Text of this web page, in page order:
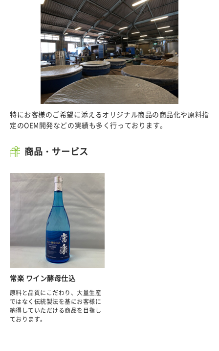
特にお客様のご希望に添えるオリジナル商品の商品化や原料指
定のOEM開発などの実績も多く行っております。
商品・サービス
常楽 ワイン酵母仕込
原料と品質にこだわり、大量生産
ではなく伝統製法を基にお客様に
納得していただける商品を目指し
ております。